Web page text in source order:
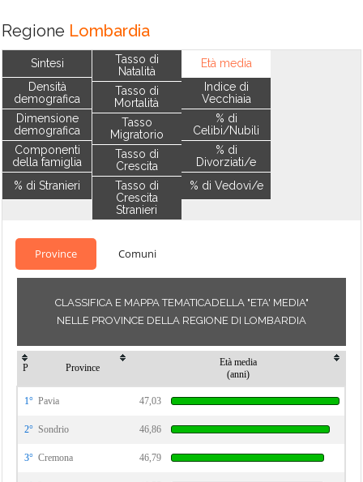
Regione Lombardia
Sintesi
Densità
demografica
Dimensione
demografica
Componenti
della famiglia
% di Stranieri
Tasso di
Natalità
Tasso di
Mortalità
Tasso
Migratorio
Tasso di
Crescita
Tasso di
Crescita
Stranieri
Età media
Indice di
Vecchiaia
% di
Celibi/Nubili
% di
Divorziati/e
% di Vedovi/e
Province Comuni
CLASSIFICA E MAPPA TEMATICADELLA "ETA' MEDIA"
NELLE PROVINCE DELLA REGIONE DI LOMBARDIA
P Province
Età media
(anni)
1° Pavia 47,03
2° Sondrio 46,86
3° Cremona 46,79